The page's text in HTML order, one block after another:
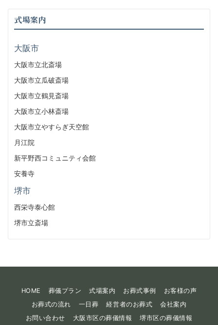
式場案内
大阪市
大阪市立北斎場
大阪市立瓜破斎場
大阪市立鶴見斎場
大阪市立小林斎場
大阪市立やすらぎ天空館
月江院
新平野西コミュニティ会館
安養寺
堺市
西栄寺泰心館
堺市立斎場
HOME 葬儀プラン 式場案内 お葬式事例
お客様の声
お葬式の流れ
一日葬 経営者のお葬式
会社案内
お問い合わせ
大阪市区の葬儀情報 堺市区の葬儀情報